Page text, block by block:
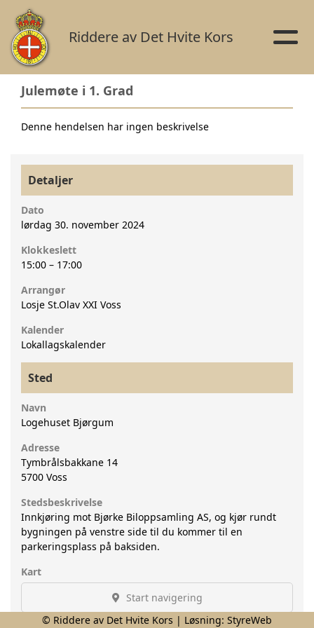
Riddere av Det Hvite Kors
Julemøte i 1. Grad
Denne hendelsen har ingen beskrivelse
Detaljer
Dato
lørdag 30. november 2024
Klokkeslett
15:00 – 17:00
Arrangør
Losje St.Olav XXI Voss
Kalender
Lokallagskalender
Sted
Navn
Logehuset Bjørgum
Adresse
Tymbrålsbakkane 14
5700 Voss
Stedsbeskrivelse
Innkjøring mot Bjørke Biloppsamling AS, og kjør rundt
bygningen på venstre side til du kommer til en
parkeringsplass på baksiden.
Kart
Start navigering
© Riddere av Det Hvite Kors | Løsning: StyreWeb